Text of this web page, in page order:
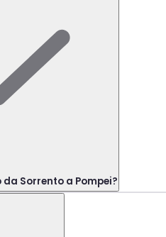
Sorrento a Pompei?